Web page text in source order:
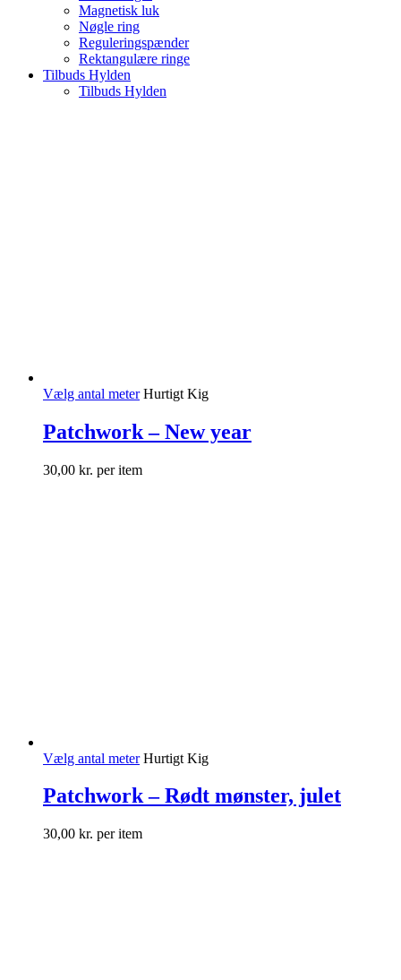
Magnetisk luk
Nøgle ring
Reguleringspænder
Rektangulære ringe
Tilbuds Hylden
Tilbuds Hylden
Vælg antal meter Hurtigt Kig
Patchwork – New year
30,00 kr. per item
Vælg antal meter Hurtigt Kig
Patchwork – Rødt mønster, julet
30,00 kr. per item